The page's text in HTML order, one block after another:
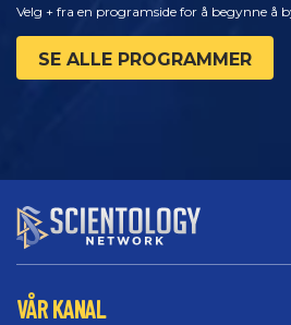
Velg + fra en programside for å begynne å
SE ALLE PROGRAMMER
VÅR KANAL